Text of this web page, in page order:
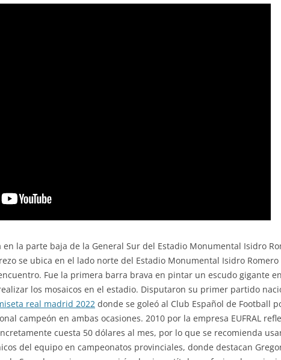
la parte baja de la General Sur del Estadio Monumental Isidro
se ubica en el lado norte del Estadio Monumental Isidro Romero
Fue la primera barra brava en pintar un escudo gigante
los mosaicos en el estadio. Disputaron su primer partido
real madrid 2022 donde se goleó al Club Español de Football
campeón en ambas ocasiones. 2010 por la empresa EUFRAL
cuesta 50 dólares al mes, por lo que se recomienda
del equipo en campeonatos provinciales, donde destacan